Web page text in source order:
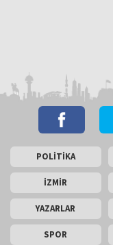
POLİTİKA
İZMİR
YAZARLAR
SPOR